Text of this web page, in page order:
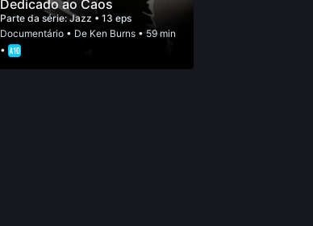
Dedicado ao Caos
Parte da série:Jazz • 13 eps
Documentário • De Ken Burns • 59 min
•